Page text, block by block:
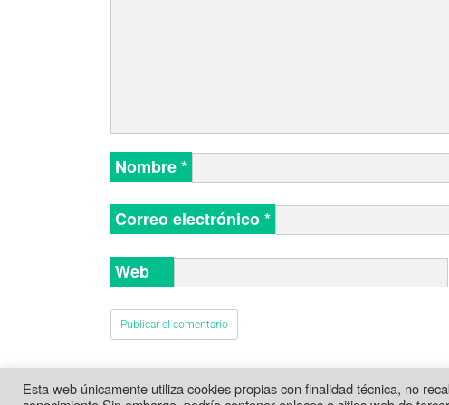
Nombre*
Correo electrónico*
Web
Esta web únicamente utiliza cookies propias con finalidad técnica, no